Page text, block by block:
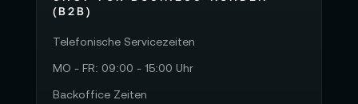
(B2B)
Telefonische Servicezeiten
MO - FR: 09:00 - 15:00 Uhr
Backoffice Zeiten